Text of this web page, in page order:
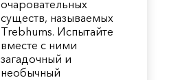
очаровательных
существ, называемых
Trebhums. Испытайте
вместе с ними
загадочный и
необычный